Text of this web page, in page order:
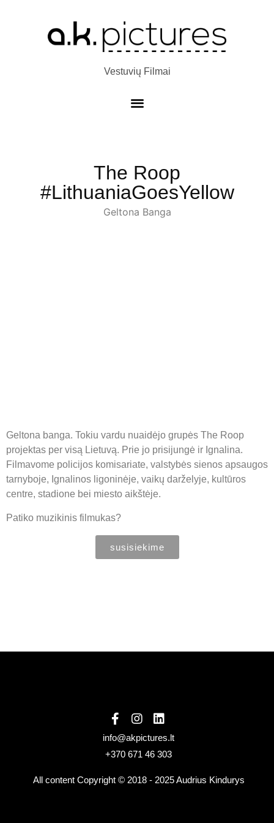
Vestuvių Filmai
The Roop
#LithuaniaGoesYellow
Geltona Banga
Geltona banga. Tokiu vardu nuaidėjo grupės The Roop
projektas per visą Lietuvą. Prie jo prisijungė ir Ignalina.
Filmavome policijos komisariate, valstybės sienos apsaugos
tarnyboje, Ignalinos ligoninėje, vaikų darželyje, kultūros
centre, stadione bei miesto aikštėje.
Patiko muzikinis filmukas?
susisiekime
info@akpictures.lt
+370 671 46 303
All content Copyright © 2018 - 2025 Audrius Kindurys